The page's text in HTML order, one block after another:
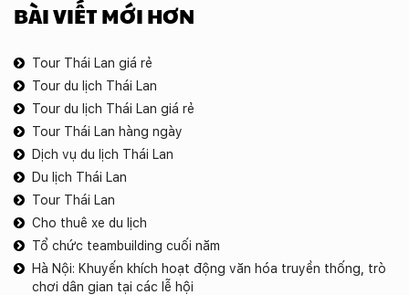
BÀI VIẾT MỚI HƠN
Tour Thái Lan giá rẻ
Tour du lịch Thái Lan
Tour du lịch Thái Lan giá rẻ
Tour Thái Lan hàng ngày
Dịch vụ du lịch Thái Lan
Du lịch Thái Lan
Tour Thái Lan
Cho thuê xe du lịch
Tổ chức teambuilding cuối năm
Hà Nội: Khuyến khích hoạt động văn hóa truyền thống, trò
chơi dân gian tại các lễ hội